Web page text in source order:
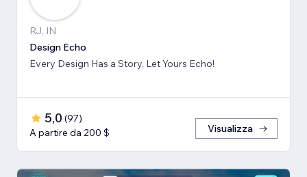
RJ, IN
Design Echo
Every Design Has a Story, Let Yours Echo!
5,0 (97)
A partire da 200 $
Visualizza